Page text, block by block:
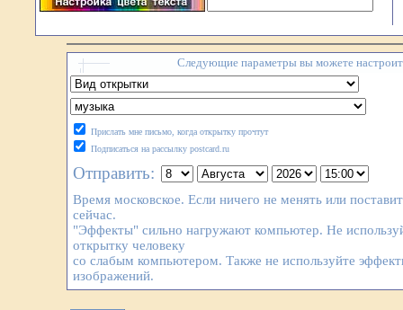
Следующие параметры вы можете
Прислать мне письмо, когда открытку прочтут
Подписаться на рассылку postcard.ru
Отправить:
Время московское. Если ничего не менять или
сейчас.
"Эффекты" сильно нагружают компьютер. Не
открытку человеку
со слабым компьютером. Также не используйте
изображений.